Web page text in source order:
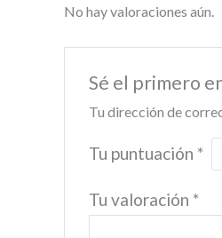
No hay valoraciones aún.
Sé el primero
Tu dirección de
Tu puntuación *
Tu valoración *